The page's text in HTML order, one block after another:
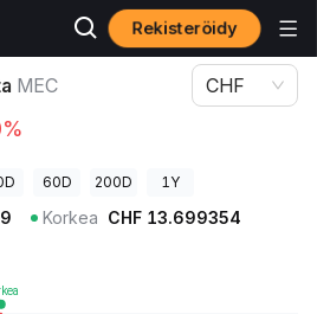
Rekisteröidy
MEC CHF
60D 200D 1Y
Korkea CHF 13.699354